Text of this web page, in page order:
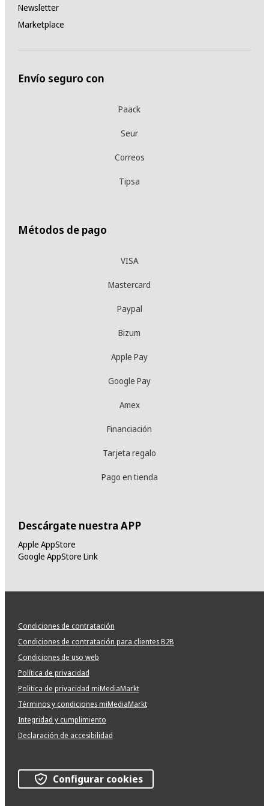
Newsletter
Marketplace
Envío seguro con
Paack
Seur
Correos
Tipsa
Métodos de pago
VISA
Mastercard
Paypal
Bizum
Apple Pay
Google Pay
Amex
Financiación
Tarjeta regalo
Pago en tienda
Descárgate nuestra APP
Apple AppStore
Google AppStore Link
Condiciones de contratación
Condiciones de contratación para clientes B2B
Condiciones de uso web
Política de privacidad
Politica de privacidad miMediaMarkt
Términos y condiciones miMediaMarkt
Integridad y cumplimiento
Declaración de accesibilidad
Configurar cookies